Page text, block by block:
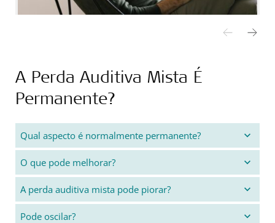
A Perda Auditiva Mista É
Permanente?
Qual aspecto é normalmente permanente?
O que pode melhorar?
A perda auditiva mista pode piorar?
Pode oscilar?